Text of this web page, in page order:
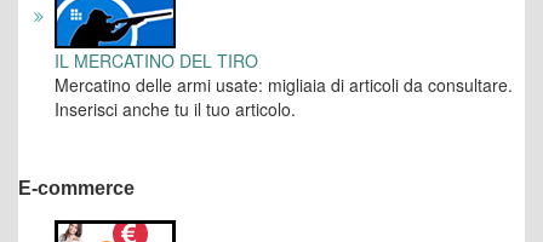
IL MERCATINO DEL TIRO
Mercatino delle armi usate: migliaia di articoli da consultare.
Inserisci anche tu il tuo articolo.
E-commerce